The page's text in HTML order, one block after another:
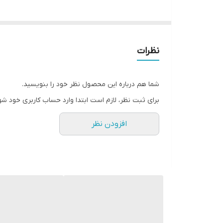
نظرات
شما هم درباره این محصول نظر خود را بنویسید.
برای ثبت نظر، لازم است ابتدا وارد حساب کاربری خود
افزودن نظر